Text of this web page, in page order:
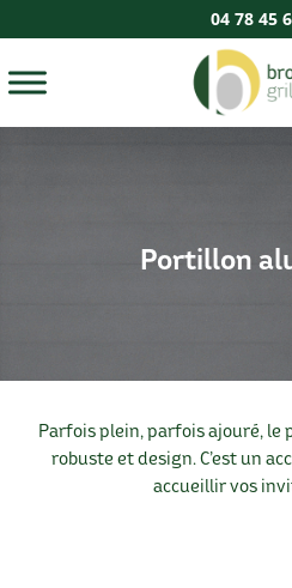
04 78 45
Portillon
Parfois plein, parfois ajouré,
robuste et design. C’est un
accueillir vos